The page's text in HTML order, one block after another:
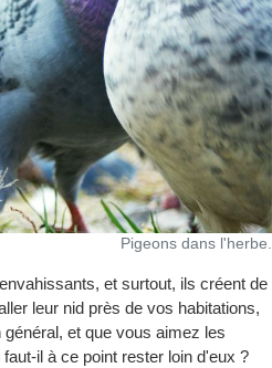
Pigeons dans l'herbe.
et surtout, ils créent de
leur nid près de vos habitations,
et que vous aimez les
il à ce point rester loin d'eux ?